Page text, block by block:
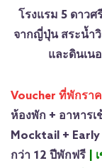
โรงแรม 5 ดาว
จากญี่ปุ่น สระน้ำ
และดินเน
Voucher ที่พักรา
ห้องพัก + อาหาร
Mocktail + Early
กว่า 12 ปีพักฟรี
|